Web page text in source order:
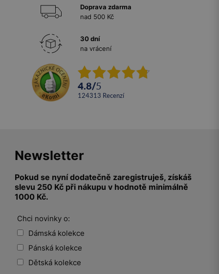
Doprava zdarma
nad 500 Kč
30 dní
na vrácení
4.8/5
124313 recenzí
Newsletter
Pokud se nyní dodatečně zaregistruješ, získáš
slevu 250 Kč při nákupu v hodnotě minimálně
1000 Kč.
Chci novinky o:
Dámská kolekce
Pánská kolekce
Dětská kolekce